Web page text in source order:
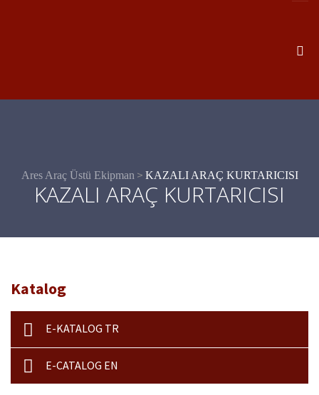
Ares Araç Üstü Ekipman> KAZALI ARAÇ KURTARICISI
KAZALI ARAÇ KURTARICISI
Katalog
E-KATALOG TR
E-CATALOG EN